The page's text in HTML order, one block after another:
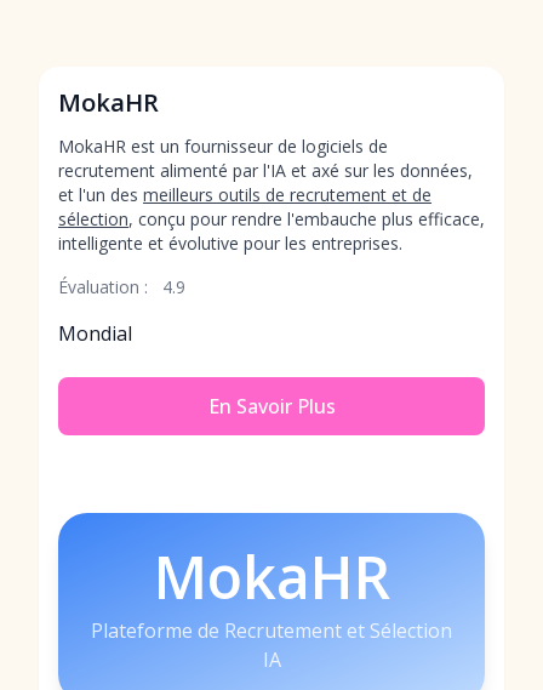
MokaHR
MokaHR est un fournisseur de logiciels de
recrutement alimenté par l'IA et axé sur les données,
et l'un des meilleurs outils de recrutement et de
sélection, conçu pour rendre l'embauche plus efficace,
intelligente et évolutive pour les entreprises.
Évaluation :
4.9
Mondial
En Savoir Plus
MokaHR
Plateforme de Recrutement et Sélection
IA